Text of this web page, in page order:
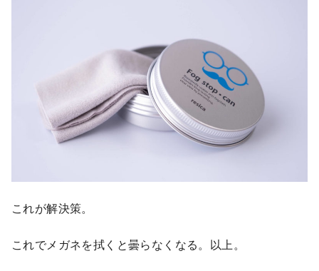
これが解決策。
これでメガネを拭くと曇らなくなる。以上。